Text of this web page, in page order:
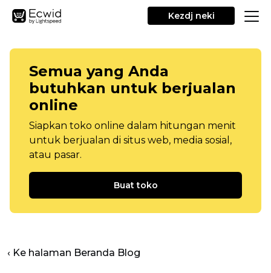
Kezdj neki
Semua yang Anda
butuhkan untuk berjualan
online
Siapkan toko online dalam hitungan menit
untuk berjualan di situs web, media sosial,
atau pasar.
Buat toko
‹ Ke halaman Beranda Blog